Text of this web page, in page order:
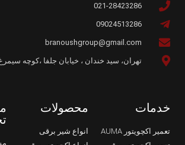
021-28423286
09024513286
branoushgroup@gmail.com
تهران، سید خندان ، خیابان جلفا ،کوچه
خدمات
تعمیر اکچویتور AUMA
محصولات
انواع شیر برقی